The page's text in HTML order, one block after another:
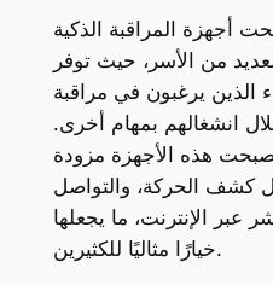
أجهزة المراقبة الذكية
من الأسر، حيث توفر
الذين يرغبون في مراقبة
انشغالهم بمهام أخرى.
هذه الأجهزة مزودة
كشف الحركة، والتواصل
عبر الإنترنت، ما يجعلها
خيارًا مثاليًا للكثيرين.